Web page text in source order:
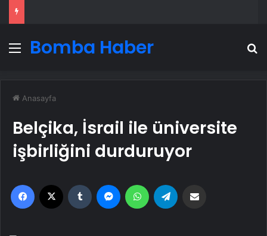
Menü
Bomba Haber
Anasayfa
Belçika, İsrail ile üniversite
işbirliğini durduruyor
Facebook Tumblr MessengerWhatsApp